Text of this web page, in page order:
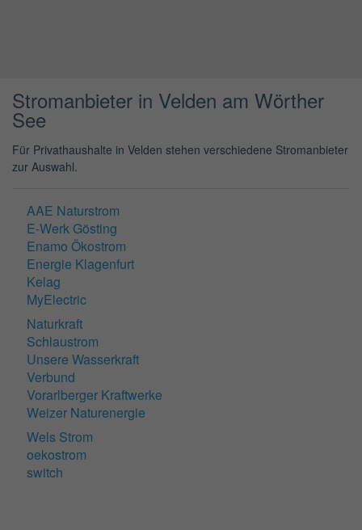
Stromanbieter in Velden am Wörther
See
Für Privathaushalte in Velden stehen verschiedene Stromanbieter
zur Auswahl.
AAE Naturstrom
E-Werk Gösting
Enamo Ökostrom
Energie Klagenfurt
Kelag
MyElectric
Naturkraft
Schlaustrom
Unsere Wasserkraft
Verbund
Vorarlberger Kraftwerke
Weizer Naturenergie
Wels Strom
oekostrom
switch